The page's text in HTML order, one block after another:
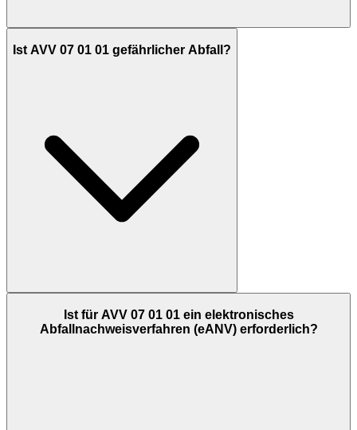
Ist AVV 07 01 01 gefährlicher Abfall?
Ist für AVV 07 01 01 ein elektronisches
Abfallnachweisverfahren (eANV) erforderlich?